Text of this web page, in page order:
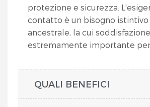
protezione e sicurezza.
contatto è un bisogno istintivo
ancestrale, la cui
estremamente importante per
QUALI BENEFICI